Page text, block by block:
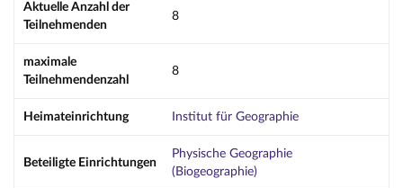
Aktuelle Anzahl der
Teilnehmenden
8
maximale
Teilnehmendenzahl
8
Heimateinrichtung Institut für Geographie
Beteiligte Einrichtungen
Physische Geographie
(Biogeographie)